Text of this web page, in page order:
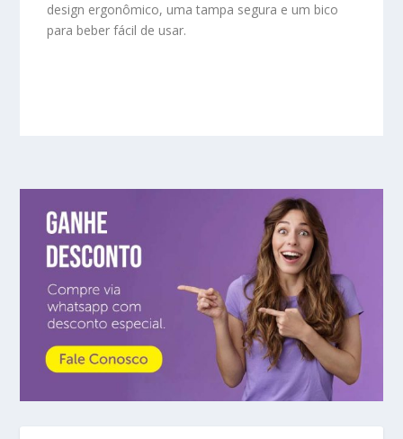
design ergonômico, uma tampa segura e um bico
para beber fácil de usar.